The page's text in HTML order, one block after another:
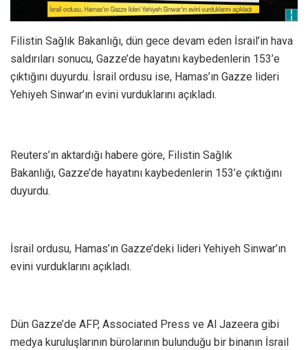
Filistin Sağlık Bakanlığı, dün gece devam eden İsrail’in hava
saldırıları sonucu, Gazze’de hayatını kaybedenlerin 153’e
çıktığını duyurdu. İsrail ordusu ise, Hamas’ın Gazze lideri
Yehiyeh Sinwar’ın evini vurduklarını açıkladı.
Reuters’ın aktardığı habere göre, Filistin Sağlık
Bakanlığı, Gazze’de hayatını kaybedenlerin 153’e çıktığını
duyurdu.
İsrail ordusu, Hamas’ın Gazze’deki lideri Yehiyeh Sinwar’ın
evini vurduklarını açıkladı.
Dün Gazze’de AFP, Associated Press ve Al Jazeera gibi
medya kuruluşlarının bürolarının bulunduğu bir binanın İsrail